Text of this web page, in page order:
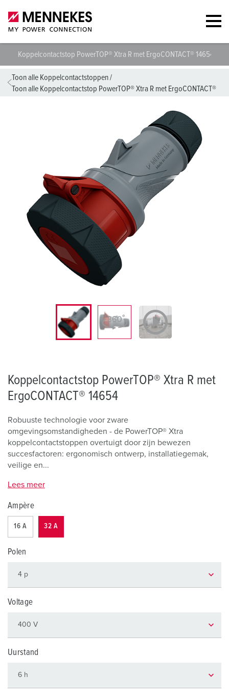
Koppelcontactstop PowerTOP® Xtra R met ErgoCONTACT® 14654
Toon alle Koppelcontactstoppen/
Toon alle Koppelcontactstop PowerTOP® Xtra R met ErgoCONTACT®
Koppelcontactstop PowerTOP® Xtra R met
ErgoCONTACT® 14654
Robuuste technologie voor zware
omgevingsomstandigheden - de PowerTOP® Xtra
koppelcontactstoppen overtuigt door zijn bewezen
succesfactoren: ergonomisch ontwerp, installatiegemak,
veilige en...
Lees meer
Ampère
16 A 32 A
Polen
Voltage
Uurstand